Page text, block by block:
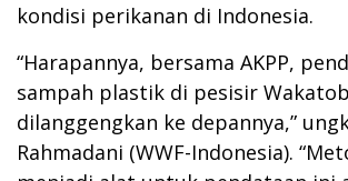
kondisi perikanan di Indonesia.
“Harapannya, bersama AKPP,
sampah plastik di pesisir
dilanggengkan ke depannya,”
Rahmadani (WWF-Indonesia).